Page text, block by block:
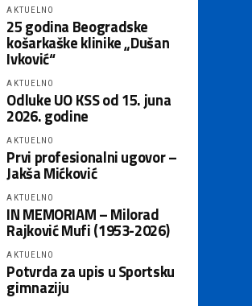
AKTUELNO
25 godina Beogradske
košarkaške klinike „Dušan
Ivković“
AKTUELNO
Odluke UO KSS od 15. juna
2026. godine
AKTUELNO
Prvi profesionalni ugovor –
Jakša Mićković
AKTUELNO
IN MEMORIAM – Milorad
Rajković Mufi (1953-2026)
AKTUELNO
Potvrda za upis u Sportsku
gimnaziju